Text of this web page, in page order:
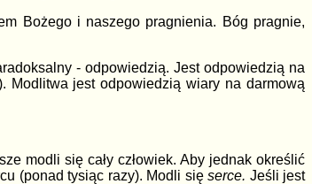
Bożego i naszego pragnienia. Bóg pragnie,
- odpowiedzią. Jest odpowiedzią na
Modlitwa jest odpowiedzią wiary na darmową
modli się cały człowiek. Aby jednak określić
(ponad tysiąc razy). Modli sięserce. Jeśli jest